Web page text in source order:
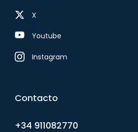
X
Youtube
Instagram
Contacto
+34 911082770